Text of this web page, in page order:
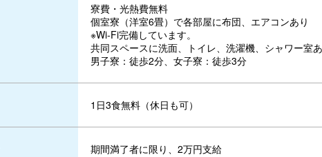
寮費・光熱費無料
個室寮（洋室6畳）で各部屋に布団、エアコンあり
※Wi-Fi完備しています。
共同スペースに洗面、トイレ、洗濯機、シャワー室
男子寮：徒歩2分、女子寮：徒歩3分
1日3食無料（休日も可）
期間満了者に限り、2万円支給